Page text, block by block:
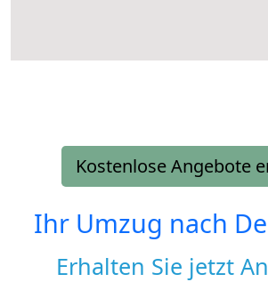
Kostenlose Angebote
Ihr Umzug nach
Erhalten Sie jetzt